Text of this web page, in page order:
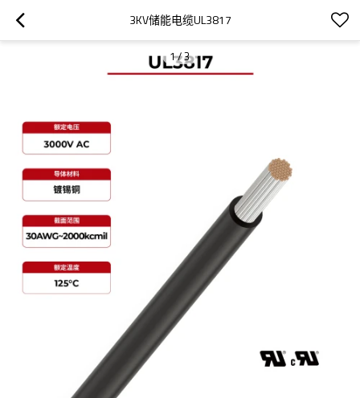
3KV储能电缆UL3817
1/3